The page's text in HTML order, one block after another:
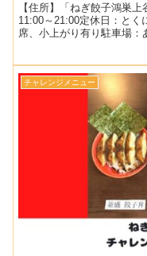
【住所】「ねぎ餃子鴻巣
11:00～21:00定休日：とく
席、小上がり有り駐車場：
チャレンジメニュー